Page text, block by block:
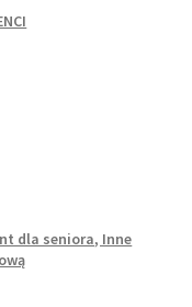
dla seniora, Inne